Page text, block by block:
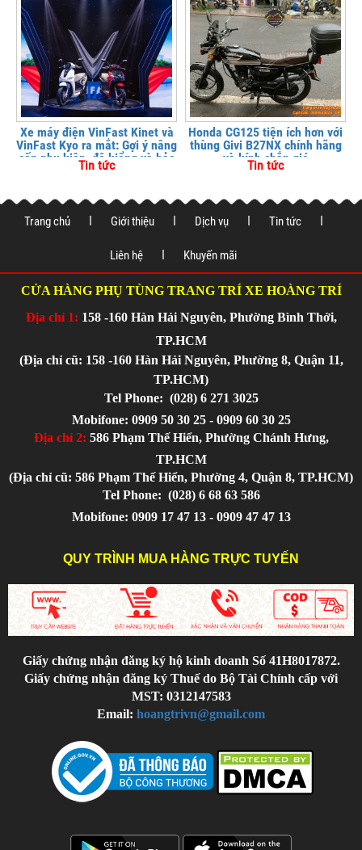
Xe máy điện VinFast Kinet và
VinFast Kyo ra mắt: Gợi ý nâng
cấp phụ kiện, độ kiểng và bảo
vệ xe tại
Tin tức
Honda CG125 tiện ích hơn với
thùng Givi B27NX chính hãng
và kính chắn gió
Tin tức
Trang chủ Giới thiệu Dịch vụ Tin tức
Liên hệ Khuyến mãi
CỬA HÀNG PHỤ TÙNG TRANG TRÍ XE HOÀNG TRÍ
Địa chỉ 1: 158 -160 Hàn Hải Nguyên, Phường Bình Thới,
TP.HCM
(Địa chỉ cũ: 158 -160 Hàn Hải Nguyên, Phường 8, Quận 11,
TP.HCM)
Tel Phone: (028) 6 271 3025
Mobifone: 0909 50 30 25 - 0909 60 30 25
Địa chỉ 2: 586 Phạm Thế Hiển, Phường Chánh Hưng,
TP.HCM
(Địa chỉ cũ: 586 Phạm Thế Hiển, Phường 4, Quận 8, TP.HCM)
Tel Phone: (028) 6 68 63 586
Mobifone: 0909 17 47 13 - 0909 47 47 13
QUY TRÌNH MUA HÀNG TRỰC TUYẾN
Giấy chứng nhận đăng ký hộ kinh doanh Số 41H8017872.
Giấy chứng nhận đăng ký Thuế do Bộ Tài Chính cấp với
MST: 0312147583
Email: hoangtrivn@gmail.com